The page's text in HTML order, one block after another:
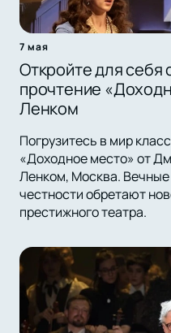
7 мая
Откройте для
прочтение
Ленком
Погрузитесь в мир
«Доходное место» от
Ленком, Москва.
честности обретают
престижного театра.